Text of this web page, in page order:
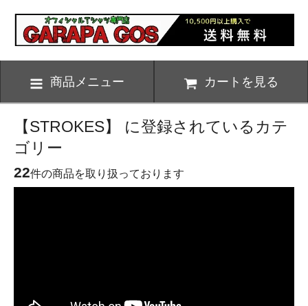
商品メニュー カートを見る
【STROKES】 に登録されているカテ
ゴリー
22件の商品を取り扱っております